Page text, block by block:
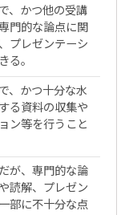
、かつ他の受講
門的な論点に関
プレゼンテーシ
る。
、かつ十分な水
る資料の収集や
ン等を行うこと
が、専門的な論
読解、プレゼン
部に不十分な点